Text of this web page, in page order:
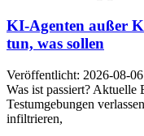
KI-Agenten außer
tun, was sollen
Veröffentlicht: 2026-08-
Was ist passiert?
Testumgebungen
infiltrieren,